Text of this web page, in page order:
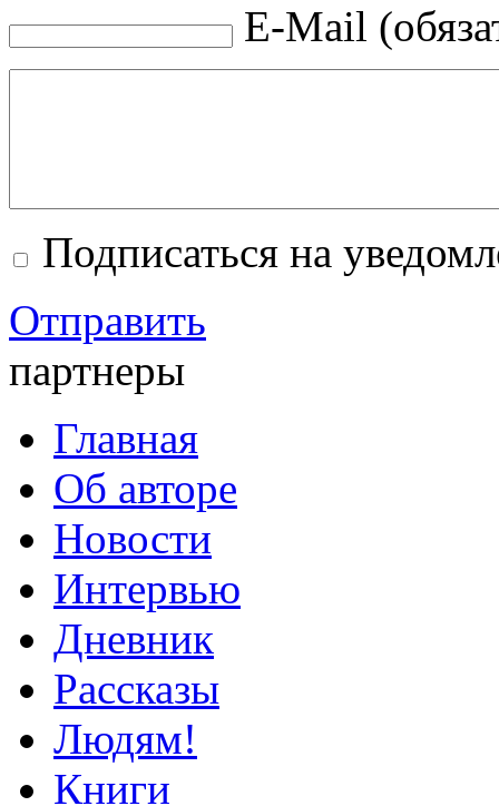
E-Mail
Подписаться на
Отправить
партнеры
Главная
Об авторе
Новости
Интервью
Дневник
Рассказы
Людям!
Книги